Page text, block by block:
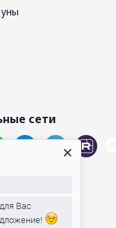
сети
Вас